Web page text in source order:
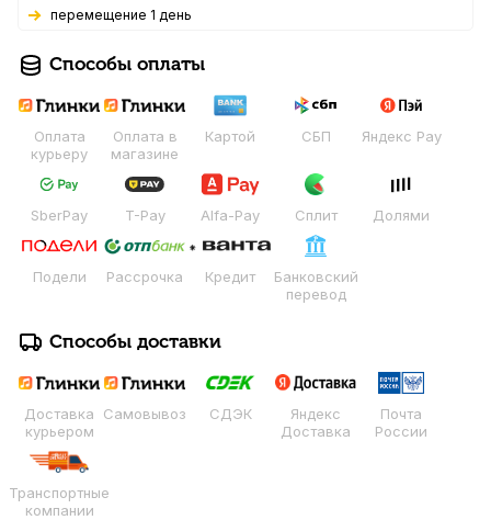
Перемещение 1 день
Способы оплаты
Оплата
курьеру
Оплата в
магазине
Картой СБП Яндекс Pay
SberPay T-Pay Alfa-Pay Сплит Долями
Подели Рассрочка Кредит
Банковский
перевод
Способы доставки
Доставка
курьером
Самовывоз СДЭК
Яндекс
Доставка
Почта
России
Транспортные
компании